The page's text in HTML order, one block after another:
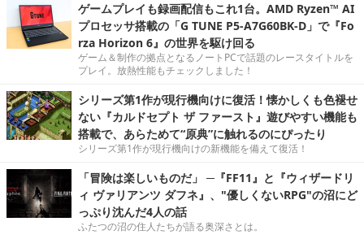
ゲームプレイも録画配信もこれ1台。AMD Ryzen™ AI
プロセッサ搭載の「G TUNE P5-A7G60BK-D」で『Fo
rza Horizon 6』の世界を駆け回る
ゲーム＆制作の拠点となるノートPCで話題のレースタイトルを
プレイ。放熱性能もチェックしました！
シリーズ第1作が現行機向けに復活！懐かしくも色褪せ
ない『カルドセプト ザ ファースト』遊びやすい機能も
搭載で、あらためて“原典”に触れるのにぴったり
シリーズ第1作が現行機向けの新機能を備えて復活！
「冒険は楽しいものだ」 ─『FF11』と『ウィザードリ
ィ ヴァリアンツ ダフネ』、"優しくないRPG"の沼にど
っぷり沈んだ4人の話
ふたつの沼の住人たちが語る奥深さとは。